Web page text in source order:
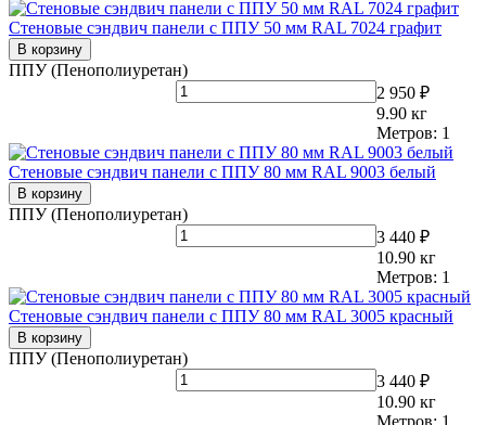
Стеновые сэндвич панели с ППУ 50 мм RAL 7024 графит
В корзину
ППУ (Пенополиуретан)
2 950 ₽
9.90 кг
Метров: 1
Стеновые сэндвич панели с ППУ 80 мм RAL 9003 белый
В корзину
ППУ (Пенополиуретан)
3 440 ₽
10.90 кг
Метров: 1
Стеновые сэндвич панели с ППУ 80 мм RAL 3005 красный
В корзину
ППУ (Пенополиуретан)
3 440 ₽
10.90 кг